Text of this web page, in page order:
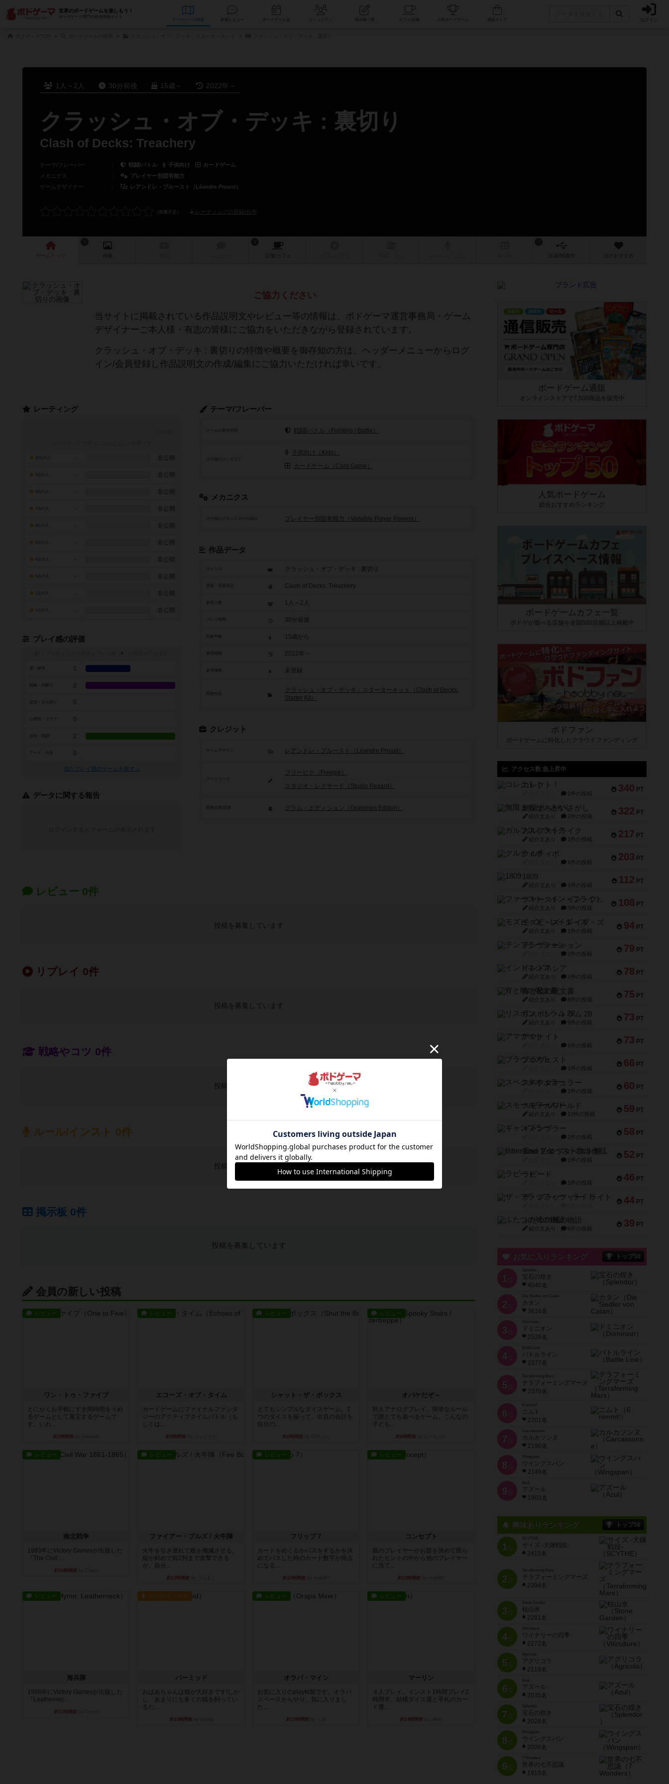
世界のボードゲームを楽しもう！
ボードゲーム専門の総合情報サイト
データベース コミュニティ 人気ボードゲーム ログイン
1人～2人 30分前後 15歳～ 2022年～
クラッシュ・オブ・デッキ : 裏切り
Clash of Decks: Treachery
テーマ/フレーバー ： 戦闘/バトル 子供向け
カードゲーム
メカニクス
：
プレイヤー別固有能力
ゲームデザイナー
： レアンドレ・プルースト（Léandre Proust）
レーティングの登録/分布
ゲーム 画像 店舗/ カフェ 作 次のおすすめ
ご協力ください
当サイトに掲載されている作品説明文やレビュー等の情報は、ボドゲーマ運営事務局・ゲーム
デザイナーご本人様・有志の皆様にご協力をいただきながら登録されています。
クラッシュ・オブ・デッキ : 裏切りの特徴や概要を御存知の方は、ヘッダーメニューからログ
イン/会員登録し作品説明文の作成/編集にご協力いただければ幸いです。
テーマ/フレーバー
ゲームの基本目的 戦闘/バトル（Fighting / Battle）
その他のコンセプト
子供向け（Kids）
カードゲーム（Card Game）
メカニクス
その他のメカニクスや仕組み プレイヤー別固有能力（Variable Player Powers）
作品データ
タイトル クラッシュ・オブ・デッキ : 裏切り
Clash of Decks: Treachery
参加人数 1人～2人
30分前後
15歳から
2022年～
参考価格 未登録
関連作品
クラッシュ・オブ・デッキ：スターターキット（Clash of Decks:
Starter Kit）
クレジット
ゲームデザイン レアンドレ・プルースト（Léandre Proust）
アートワーク
フリーピク（Freepik）
スタジオ・レクサード（Studio Rexard）
グラム・エディション（Grammes Edition）
レーティング
- 非公開
- 非公開
- 非公開
7点の人 - 非公開
- 非公開
- 非公開
- 非公開
- 非公開
- 非公開
- 非公開
プレイ感の評価
※
1
戦略・判断力 2
0
0
2
アート・外見 0
似たプレイ感のゲームを探す→
データに関する報告
レビュー 0件
投稿を募集しています
リプレイ 0件
投稿を募集しています
戦略やコツ 0件
投稿を募集しています
ルール/インスト 0件
投稿を募集しています
掲示板 0件
投稿を募集しています
会員の新しい投稿
レビュー
ワン・トゥ・ファイブ
とにかくお手軽にすき間時間をうめ
るゲームとして重宝するゲームで
す。いわ...
約1時間前
レビュー
エコーズ・オブ・タイム
カードゲームにファイナルファンタ
ジーのアクティブタイムバトル（も
しくは...
約5時間前
レビュー
シャット・ザ・ボックス
とてもシンプルなダイスゲーム。2
つのダイスを振って、出目の合計を
自分の...
約5時間前
レビュー
オバケだぞ～
対人アナログプレイ。簡単なルール
で誰とでも遊べるゲーム。こんなの
子ども...
約6時間前
レビュー
南北戦争
1983年にVictory Gamesが出版した
『The Civil ...
約10時間前
レビュー
ファイアー・ブルズ / 火牛陣
火牛を引き連れて敵を殲滅させる。
縦か斜めで前2列まで攻撃できる
が、自分...
約12時間前
レビュー
フリップ７
カードをめくるかパスをするかを決
めてパスした時のカード数字が得点
になる...
約12時間前
レビュー
コンセプト
親のプレイヤーがお題を決めて限ら
れたヒントの中から他のプレイヤー
に当て...
約13時間前
レビュー
海兵隊
1988年にVictory Gamesが出版した
『Leathernec...
約13時間前
ルール/インスト
パーミッド
おばあちゃんは猫が大好きです!しか
し、あまりにも多くの猫を飼ってい
るた...
約13時間前
レビュー
オラパ・マイン
お気に入りのplayte製です。オラパ
スペースからやり、気に入りまし
た...
約13時間前
レビュー
マーリン
４人プレイ。インスト1時間プレイ2
時間半。結構ダイス運と手札のカー
ド運...
約14時間前
ボードゲーム通販
オンラインストアで7,500商品を販売中
人気ボードゲーム
総合おすすめランキング
ボードゲームカフェ一覧
ボドゲが遊べる店舗を全国500店舗以上掲載中
ボドファン
ボードゲームに特化したクラウドファンディング
アクセス数 急上昇中
340 PT
コレクト！
1件の投稿
322 PT
無限まちがいさがし
紹介文あり 2件の投稿
217 PT
ガルフストライク
紹介文あり 1件の投稿
203 PT
クルティボ
1件の投稿
112 PT
1809
紹介文あり 1件の投稿
108 PT
ファースト・イン・フライト
紹介文あり 3件の投稿
94 PT
モズビ－ズ・レイダ－ズ
紹介文あり 1件の投稿
79 PT
テンプテーション
2件の投稿
78 PT
インドネシア
紹介文あり 2件の投稿
75 PT
宵と暁の呪文書
紹介文あり 8件の投稿
73 PT
リスボン・トラム 28
紹介文あり 9件の投稿
73 PT
アマナイト
1件の投稿
66 PT
ブラヴェスト
1件の投稿
60 PT
スペクタキュラー
1件の投稿
59 PT
スモールワールド
紹介文あり 13件の投稿
58 PT
ギャンブラー
2件の投稿
52 PT
Bitter End ブタペスト救出作戦
1件の投稿
46 PT
ラピード
1件の投稿
44 PT
ザ・フラッフィー・ライト
39 PT
ふたつの城の物語
紹介文あり 6件の投稿
お気に入りランキング トップ50
1 位
宝石の煌き
4040名
2 位
Die Siedler von Catan
カタン
3616名
3 位
ドミニオン
2528名
4位
Battle Line
バトルライン
2377名
5 位
Terraforming Mars
テラフォーミングマーズ
2370名
6 位
ニムト
2201名
7 位
Carcassonne
カルカソンヌ
2190名
8 位
Wingspan
ウイングスパン
2149名
9 位
Azul
アズール
1903名
興味ありランキング トップ50
1位
SCYTHE
サイズ -大鎌戦役-
2415名
2位
Terraforming Mars
テラフォーミングマーズ
2394名
3位
Stone Garden
枯山水
2281名
4位
Viticulture
ワイナリーの四季
2272名
5位
Agricola
アグリコラ
2119名
6位
Azul
アズール
2035名
7位
宝石の煌き
2028名
8位
Wingspan
ウイングスパン
2006名
9位
7 Wonders
世界の七不思議
1919名